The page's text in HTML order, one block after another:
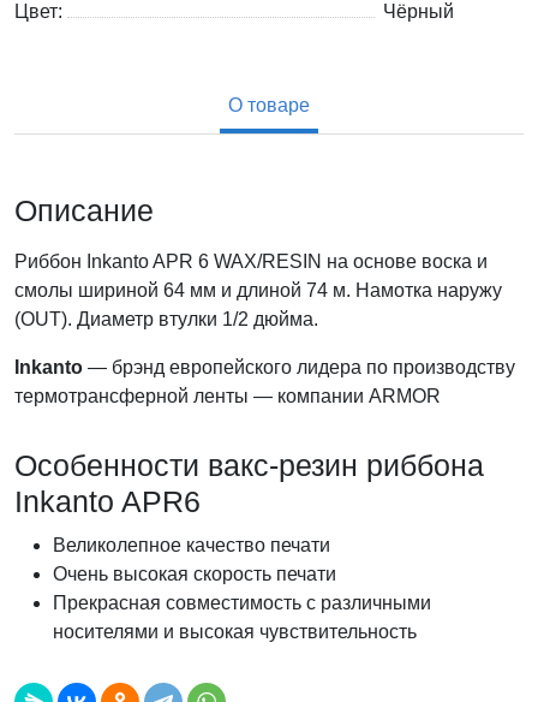
Цвет:
Чёрный
О товаре
Описание
Риббон Inkanto APR 6 WAX/RESIN на основе воска и
смолы шириной 64 мм и длиной 74 м. Намотка наружу
(OUT). Диаметр втулки 1/2 дюйма.
Inkanto — брэнд европейского лидера по производству
термотрансферной ленты — компании ARMOR
Особенности вакс-резин риббона
Inkanto APR6
Великолепное качество печати
Очень высокая скорость печати
Прекрасная совместимость с различными
носителями и высокая чувствительность